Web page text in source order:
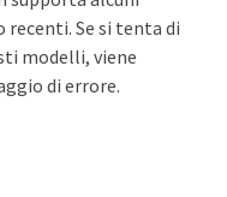
Se si tenta di
modelli, viene
di errore.